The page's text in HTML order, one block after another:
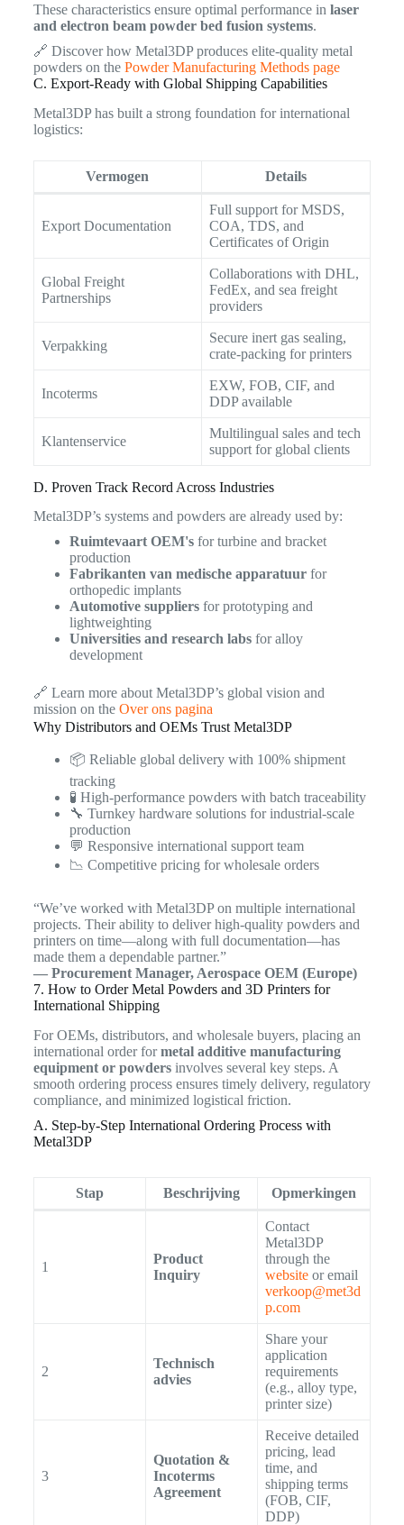
These characteristics ensure optimal performance in laser
and electron beam powder bed fusion systems.
🔗 Discover how Metal3DP produces elite-quality metal
powders on the Powder Manufacturing Methods page
C. Export-Ready with Global Shipping Capabilities
Metal3DP has built a strong foundation for international
logistics:
Vermogen Details
Export Documentation
Full support for MSDS,
COA, TDS, and
Certificates of Origin
Global Freight
Partnerships
Collaborations with DHL,
FedEx, and sea freight
providers
Verpakking
Secure inert gas sealing,
crate-packing for printers
Incoterms
EXW, FOB, CIF, and
DDP available
Klantenservice
Multilingual sales and tech
support for global clients
D. Proven Track Record Across Industries
Metal3DP’s systems and powders are already used by:
Ruimtevaart OEM'sfor turbine and bracket
production
Fabrikanten van medische apparatuurfor
orthopedic implants
Automotive suppliersfor prototyping and
lightweighting
Universities and research labsfor alloy
development
🔗 Learn more about Metal3DP’s global vision and
mission on the Over ons pagina
Why Distributors and OEMs Trust Metal3DP
📦 Reliable global delivery with 100% shipment
tracking
🧪 High-performance powders with batch traceability
🔧 Turnkey hardware solutions for industrial-scale
production
💬 Responsive international support team
📉 Competitive pricing for wholesale orders
“We’ve worked with Metal3DP on multiple international
projects. Their ability to deliver high-quality powders and
printers on time—along with full documentation—has
made them a dependable partner.”
— Procurement Manager, Aerospace OEM (Europe)
7. How to Order Metal Powders and 3D Printers for
International Shipping
For OEMs, distributors, and wholesale buyers, placing an
international order formetal additive manufacturing
equipment or powdersinvolves several key steps. A
smooth ordering process ensures timely delivery, regulatory
compliance, and minimized logistical friction.
A. Step-by-Step International Ordering Process with
Metal3DP
Stap Beschrijving Opmerkingen
1
Product
Inquiry
Contact
Metal3DP
through the
websiteor email
verkoop@met3d
p.com
2
Technisch
advies
Share your
application
requirements
(e.g., alloy type,
printer size)
3
Quotation &
Incoterms
Agreement
Receive detailed
pricing, lead
time, and
shipping terms
(FOB, CIF,
DDP)